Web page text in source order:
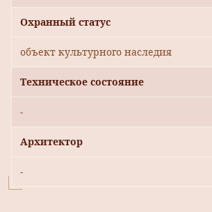
Охранный статус
объект культурного наследия
Техническое состояние
-
Архитектор
-